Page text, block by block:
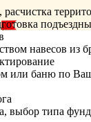
навесов из
или баню по
выбор типа